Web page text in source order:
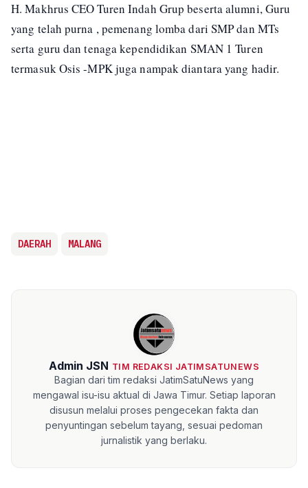
H. Makhrus CEO Turen Indah Grup beserta alumni, Guru
yang telah purna , pemenang lomba dari SMP dan MTs
serta guru dan tenaga kependidikan SMAN 1 Turen
termasuk Osis -MPK juga nampak diantara yang hadir.
DAERAH MALANG
Admin JSN TIM REDAKSI JATIMSATUNEWS
Bagian dari tim redaksi JatimSatuNews yang
mengawal isu-isu aktual di Jawa Timur. Setiap laporan
disusun melalui proses pengecekan fakta dan
penyuntingan sebelum tayang, sesuai pedoman
jurnalistik yang berlaku.